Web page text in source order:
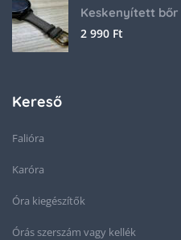
2 990 Ft
Kereső
Falióra
Karóra
Óra kiegészítők
Órás szerszám vagy kellék